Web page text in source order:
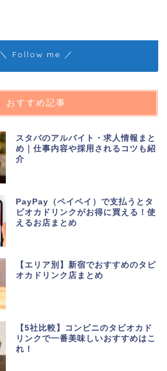
＼ Follow me ／
おすすめ記事
スタバのアルバイト・求人情報まと
め｜仕事内容や採用されるコツも紹
介
PayPay（ペイペイ）で支払うとタ
ピオカドリンクがお得に買える！使
えるお店まとめ
【エリア別】新宿でおすすめのタピ
オカドリンク店まとめ
【5社比較】コンビニのタピオカド
リンクで一番美味しいおすすめはこ
れ！